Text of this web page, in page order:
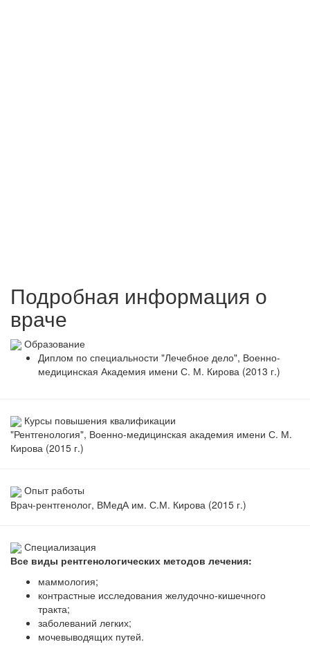
Подробная информация о
враче
Образование
Диплом по специальности "Лечебное дело", Военно-
медицинская Академия имени С. М. Кирова (2013 г.)
Курсы повышения квалификации
"Рентгенология", Военно-медицинская академия имени С. М.
Кирова (2015 г.)
Опыт работы
Врач-рентгенолог, ВМедА им. С.М. Кирова (2015 г.)
Специализация
Все виды рентгенологических методов лечения:
маммология;
контрастные исследования желудочно-кишечного
тракта;
заболеваний легких;
мочевыводящих путей.